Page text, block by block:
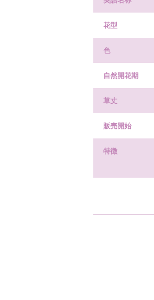
花型
色
自然開花期
草丈
販売開始
特徴